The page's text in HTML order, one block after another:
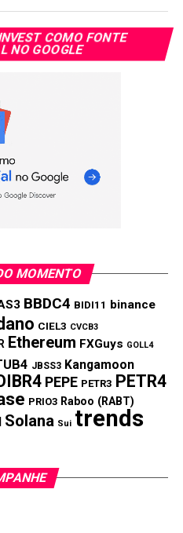
de microempreendedor
Reddit
CADE o desbloqueio de
COMO FONTE
NO GOOGLE
MOMENTO
BBDC4 BIDI11 binance
CIEL3 CVCB3
Ethereum FXGuys GOLL4
JBSS3 Kangamoon
PEPE PETR3 PETR4
PRIO3 Raboo (RABT)
Solana Sui trends